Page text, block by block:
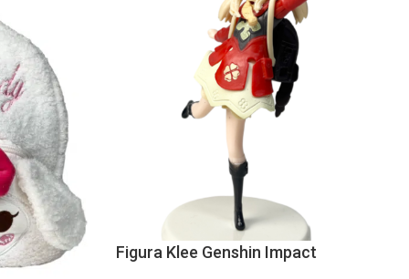
Figura Klee Genshin Impact